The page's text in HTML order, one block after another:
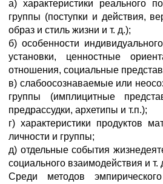
а) характеристики реального
группы (поступки и действия,
образ и стиль жизни и т. д.);
б) особенности
установки, ценностные
отношения, социальные
в) слабоосознаваемые или
группы (имплицитные
предрассудки, архетипы и т.п.);
г) характеристики продуктов
личности и группы;
д) отдельные события
социального взаимодействия и т.
Среди методов